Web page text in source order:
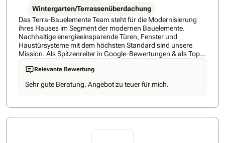
Wintergarten/Terrassenüberdachung
Das Terra-Bauelemente Team steht für die Modernisierung
ihres Hauses im Segment der modernen Bauelemente.
Nachhaltige energieeinsparende Türen, Fenster und
Haustürsysteme mit dem höchsten Standard sind unsere
Mission. Als Spitzenreiter in Google-Bewertungen & als Top-
ProvenExpert, bieten wir energieeffiziente Schüco-Fenster &
Aluminium-Haustüren mit maximaler Sicherheit und
Langlebigkeit. Unsere Qualität und Beständigkeit, bestätigt
durch Kundenfeedback, machen uns zum bestbewerteten
Betrieb der Branche im Umkreis. Wir sind stolz auf das hohe
Aluminium-Haustüren sind nicht nur ein Garant für Qualität,
Relevante Bewertung
Sehr gute Beratung. Angebot zu teuer für mich.